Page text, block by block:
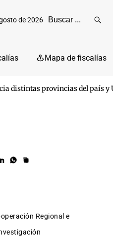
de 2026
Mapa de fiscalías
distintas provincias del país y
Compartir
Compartir
Copiar